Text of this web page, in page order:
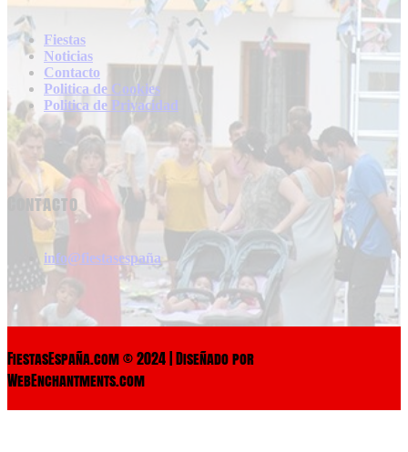
Fiestas
Noticias
Contacto
Politica de Cookies
Politica de Privacidad
Contacto
info@fiestasespaña
FiestasEspaña.com © 2024 | Diseñado por
WebEnchantments.com